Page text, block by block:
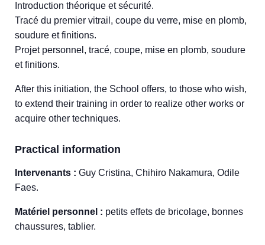
Introduction théorique et sécurité.
Tracé du premier vitrail, coupe du verre, mise en plomb,
soudure et finitions.
Projet personnel, tracé, coupe, mise en plomb, soudure
et finitions.
After this initiation, the School offers, to those who wish,
to extend their training in order to realize other works or
acquire other techniques.
Practical information
Intervenants : Guy Cristina, Chihiro Nakamura, Odile
Faes.
Matériel personnel : petits effets de bricolage, bonnes
chaussures, tablier.